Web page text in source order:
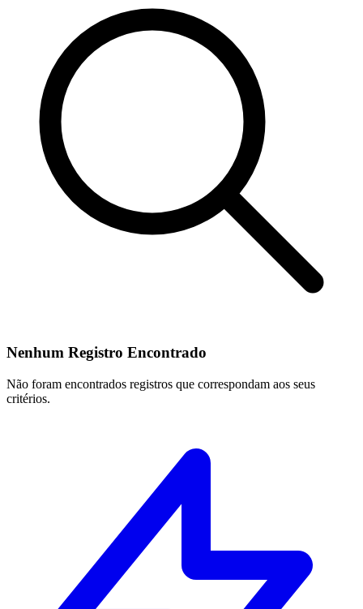
Nenhum Registro Encontrado
Não foram encontrados registros que correspondam aos seus
critérios.